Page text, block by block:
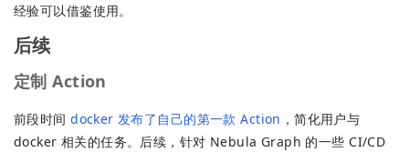
经验可以借鉴使用。
后续
定制 Action
前段时间docker 发布了自己的第一款 Action ，简化用户与
docker 相关的任务。后续，针对 Nebula Graph 的一些 CI/CD